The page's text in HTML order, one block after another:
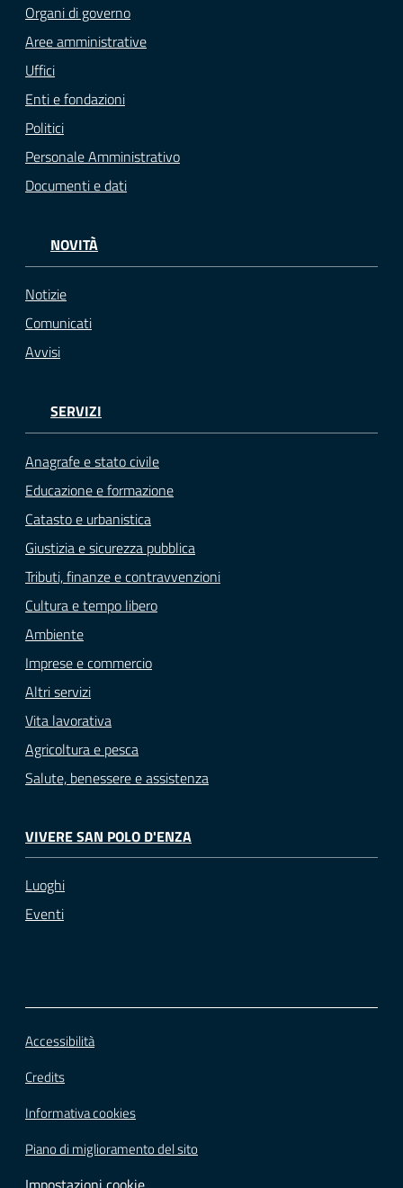
Organi di governo
Aree amministrative
Uffici
Enti e fondazioni
Politici
Personale Amministrativo
Documenti e dati
NOVITÀ
Notizie
Comunicati
Avvisi
SERVIZI
Anagrafe e stato civile
Educazione e formazione
Catasto e urbanistica
Giustizia e sicurezza pubblica
Tributi, finanze e contravvenzioni
Cultura e tempo libero
Ambiente
Imprese e commercio
Altri servizi
Vita lavorativa
Agricoltura e pesca
Salute, benessere e assistenza
VIVERE SAN POLO D'ENZA
Luoghi
Eventi
Accessibilità
Credits
Informativa cookies
Piano di miglioramento del sito